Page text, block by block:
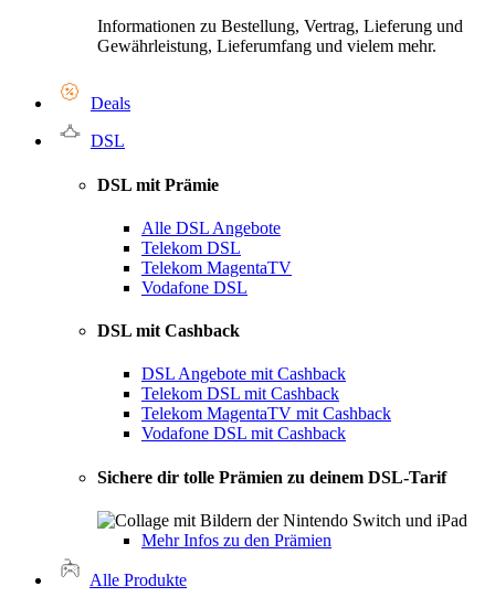
Informationen zu Bestellung, Vertrag, Lieferung und
Gewährleistung, Lieferumfang und vielem mehr.
Deals
DSL
DSL mit Prämie
Alle DSL Angebote
Telekom DSL
Telekom MagentaTV
Vodafone DSL
DSL mit Cashback
DSL Angebote mit Cashback
Telekom DSL mit Cashback
Telekom MagentaTV mit Cashback
Vodafone DSL mit Cashback
Sichere dir tolle Prämien zu deinem DSL-Tarif
Mehr Infos zu den Prämien
Alle Produkte